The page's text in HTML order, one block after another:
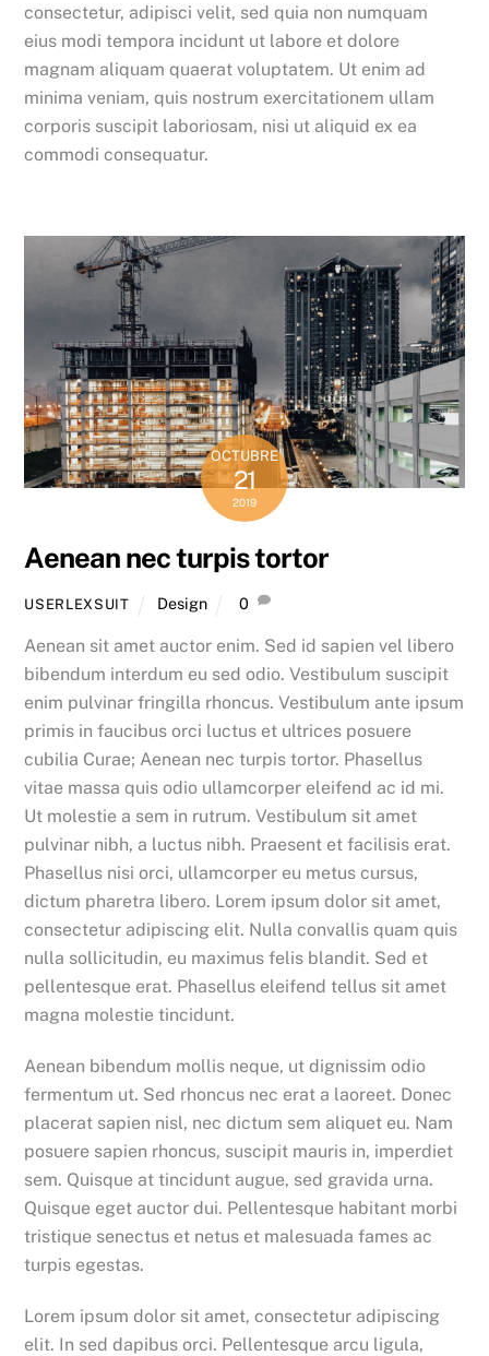
consectetur, adipisci velit, sed quia non numquam
eius modi tempora incidunt ut labore et dolore
magnam aliquam quaerat voluptatem. Ut enim ad
minima veniam, quis nostrum exercitationem ullam
corporis suscipit laboriosam, nisi ut aliquid ex ea
commodi consequatur.
OCTUBRE
21
2019
Aenean nec turpis tortor
USERLEXSUIT Design 0
Aenean sit amet auctor enim. Sed id sapien vel libero
bibendum interdum eu sed odio. Vestibulum suscipit
enim pulvinar fringilla rhoncus. Vestibulum ante ipsum
primis in faucibus orci luctus et ultrices posuere
cubilia Curae; Aenean nec turpis tortor. Phasellus
vitae massa quis odio ullamcorper eleifend ac id mi.
Ut molestie a sem in rutrum. Vestibulum sit amet
pulvinar nibh, a luctus nibh. Praesent et facilisis erat.
Phasellus nisi orci, ullamcorper eu metus cursus,
dictum pharetra libero. Lorem ipsum dolor sit amet,
consectetur adipiscing elit. Nulla convallis quam quis
nulla sollicitudin, eu maximus felis blandit. Sed et
pellentesque erat. Phasellus eleifend tellus sit amet
magna molestie tincidunt.
Aenean bibendum mollis neque, ut dignissim odio
fermentum ut. Sed rhoncus nec erat a laoreet. Donec
placerat sapien nisl, nec dictum sem aliquet eu. Nam
posuere sapien rhoncus, suscipit mauris in, imperdiet
sem. Quisque at tincidunt augue, sed gravida urna.
Quisque eget auctor dui. Pellentesque habitant morbi
tristique senectus et netus et malesuada fames ac
turpis egestas.
Lorem ipsum dolor sit amet, consectetur adipiscing
elit. In sed dapibus orci. Pellentesque arcu ligula,